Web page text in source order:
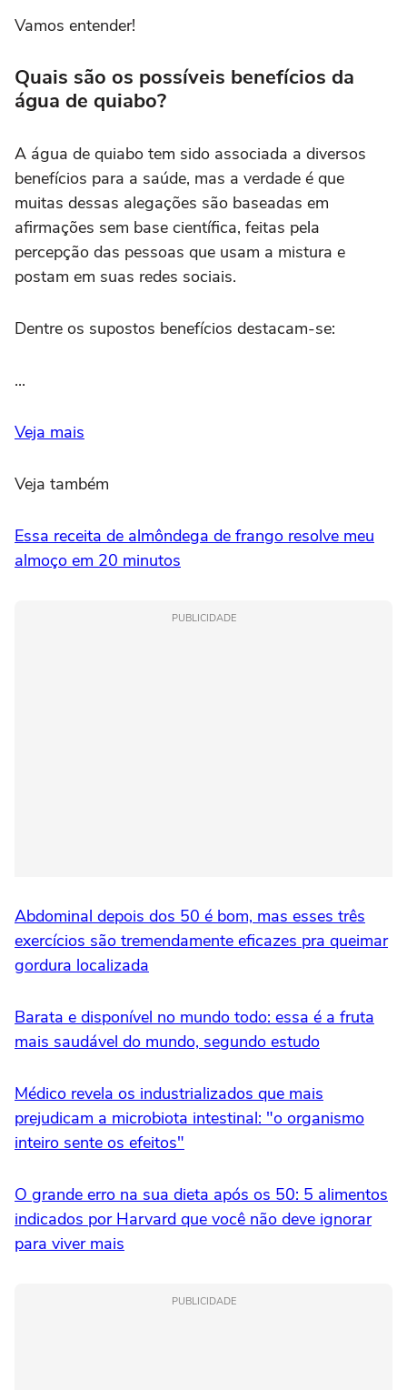
Vamos entender!
Quais são os possíveis benefícios da
água de quiabo?
A água de quiabo tem sido associada a diversos
benefícios para a saúde, mas a verdade é que
muitas dessas alegações são baseadas em
afirmações sem base científica, feitas pela
percepção das pessoas que usam a mistura e
postam em suas redes sociais.
Dentre os supostos benefícios destacam-se:
...
Veja mais
Veja também
Essa receita de almôndega de frango resolve meu
almoço em 20 minutos
PUBLICIDADE
Abdominal depois dos 50 é bom, mas esses três
exercícios são tremendamente eficazes pra queimar
gordura localizada
Barata e disponível no mundo todo: essa é a fruta
mais saudável do mundo, segundo estudo
Médico revela os industrializados que mais
prejudicam a microbiota intestinal: "o organismo
inteiro sente os efeitos"
O grande erro na sua dieta após os 50: 5 alimentos
indicados por Harvard que você não deve ignorar
para viver mais
PUBLICIDADE